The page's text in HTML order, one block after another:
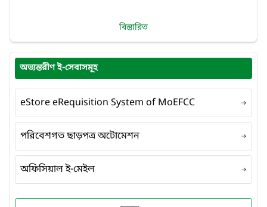
বিস্তারিত
অভ্যন্তরীণ ই-সেবাসমূহ
eStore eRequisition System of MoEFCC
পরিবেশগত ছাড়পত্র অটোমেশন
অফিসিয়াল ই-মেইল